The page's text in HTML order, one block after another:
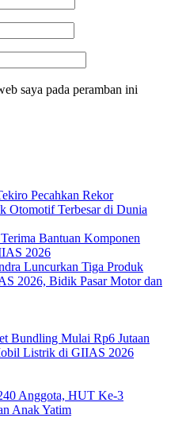
saya pada peramban ini
Pecahkan Rekor
Otomotif Terbesar di Dunia
Bantuan Komponen
2026
Luncurkan Tiga Produk
2026, Bidik Pasar Motor dan
Bundling Mulai Rp6 Jutaan
Listrik di GIIAS 2026
Anggota, HUT Ke-3
Anak Yatim